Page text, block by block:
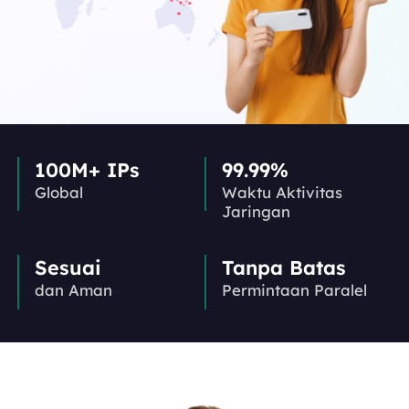
100M+ IPs
Global
99.99%
Waktu Aktivitas
Jaringan
Sesuai
dan Aman
Tanpa Batas
Permintaan Paralel